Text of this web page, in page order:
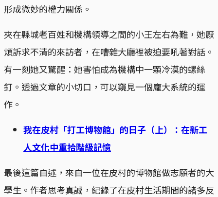
形成微妙的權力關係。
夾在縣城老百姓和機構領導之間的小王左右為難，她厭
煩訴求不清的來訪者，在嘈雜大廳裡被迫要吼著對話。
有一刻她又驚醒：她害怕成為機構中一顆冷漠的螺絲
釘。透過文章的小切口，可以窺見一個龐大系統的運
作。
我在皮村「打工博物館」的日子（上）：在新工
人文化中重拾階級記憶
最後這篇自述，來自一位在皮村的博物館做志願者的大
學生。作者思考真誠，紀錄了在皮村生活期間的諸多反